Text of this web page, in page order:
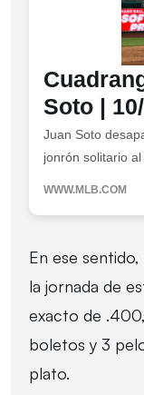
Soto |
Juan Soto
jonrón solitario
WWW.MLB.COM
En ese
la jornada de
exacto de
boletos y 3
plato.